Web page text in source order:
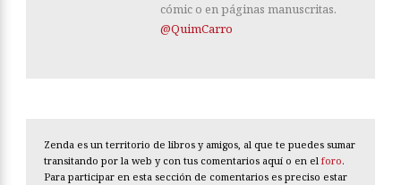
cómic o en páginas manuscritas.
@QuimCarro
Zenda es un territorio de libros y amigos, al que te puedes sumar
transitando por la web y con tus comentarios aquí o en el foro.
Para participar en esta sección de comentarios es preciso estar